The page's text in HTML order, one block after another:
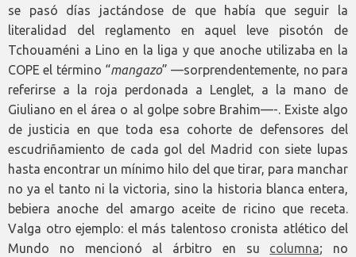
se pasó días jactándose de que había que seguir la
literalidad del reglamento en aquel leve pisotón de
Tchouaméni a Lino en la liga y que anoche utilizaba en la
COPE el término “mangazo” —sorprendentemente, no para
referirse a la roja perdonada a Lenglet, a la mano de
Giuliano en el área o al golpe sobre Brahim—-. Existe algo
de justicia en que toda esa cohorte de defensores del
escudriñamiento de cada gol del Madrid con siete lupas
hasta encontrar un mínimo hilo del que tirar, para manchar
no ya el tanto ni la victoria, sino la historia blanca entera,
bebiera anoche del amargo aceite de ricino que receta.
Valga otro ejemplo: el más talentoso cronista atlético del
Mundo no mencionó al árbitro en su columna; no